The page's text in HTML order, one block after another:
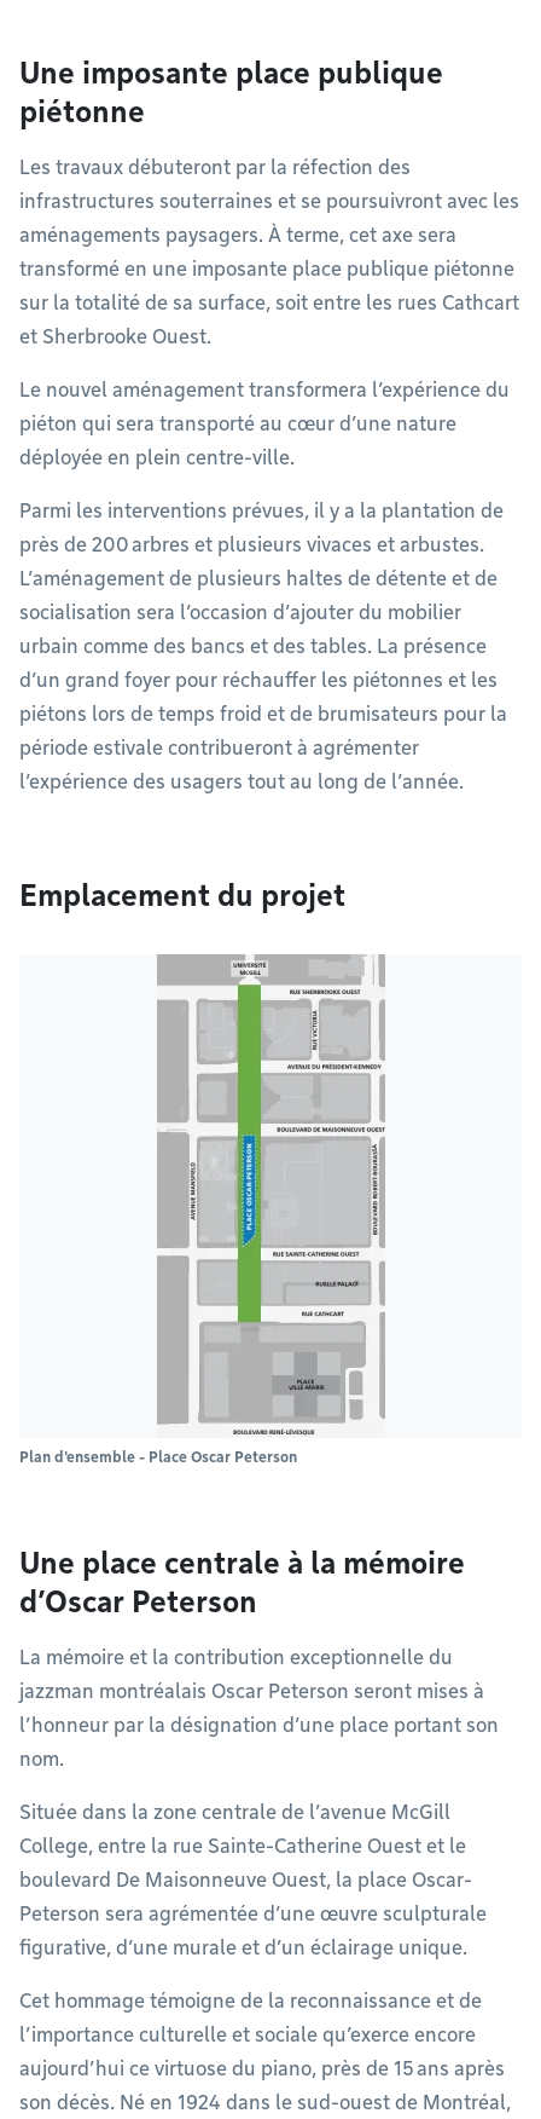
Une imposante place publique
piétonne
Les travaux débuteront par la réfection des
infrastructures souterraines et se poursuivront avec les
aménagements paysagers. À terme, cet axe sera
transformé en une imposante place publique piétonne
sur la totalité de sa surface, soit entre les rues Cathcart
et Sherbrooke Ouest.
Le nouvel aménagement transformera l’expérience du
piéton qui sera transporté au cœur d’une nature
déployée en plein centre-ville.
Parmi les interventions prévues, il y a la plantation de
près de 200 arbres et plusieurs vivaces et arbustes.
L’aménagement de plusieurs haltes de détente et de
socialisation sera l’occasion d’ajouter du mobilier
urbain comme des bancs et des tables. La présence
d’un grand foyer pour réchauffer les piétonnes et les
piétons lors de temps froid et de brumisateurs pour la
période estivale contribueront à agrémenter
l’expérience des usagers tout au long de l’année.
Emplacement du projet
Plan d'ensemble - Place Oscar Peterson
Une place centrale à la mémoire
d’Oscar Peterson
La mémoire et la contribution exceptionnelle du
jazzman montréalais Oscar Peterson seront mises à
l’honneur par la désignation d’une place portant son
nom.
Située dans la zone centrale de l’avenue McGill
College, entre la rue Sainte-Catherine Ouest et le
boulevard De Maisonneuve Ouest, la place Oscar-
Peterson sera agrémentée d’une œuvre sculpturale
figurative, d’une murale et d’un éclairage unique.
Cet hommage témoigne de la reconnaissance et de
l’importance culturelle et sociale qu’exerce encore
aujourd’hui ce virtuose du piano, près de 15 ans après
son décès. Né en 1924 dans le sud-ouest de Montréal,